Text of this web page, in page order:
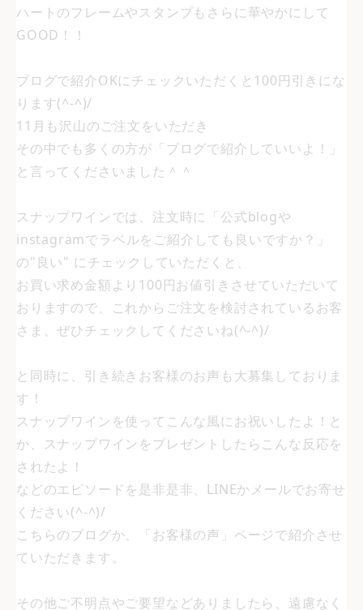
ハートのフレームやスタンプもさらに華やかにして
GOOD！！
ブログで紹介OKにチェックいただくと100円引きにな
ります(^-^)/
11月も沢山のご注文をいただき
その中でも多くの方が「ブログで紹介していいよ！」
と言ってくださいました＾＾
スナップワインでは、注文時に「公式blogや
instagramでラベルをご紹介しても良いですか？」
の"良い" にチェックしていただくと、
お買い求め金額より100円お値引きさせていただいて
おりますので、これからご注文を検討されているお客
さま、ぜひチェックしてくださいね(^-^)/
と同時に、引き続きお客様のお声も大募集しておりま
す！
スナップワインを使ってこんな風にお祝いしたよ！と
か、スナップワインをプレゼントしたらこんな反応を
されたよ！
などのエピソードを是非是非、LINEかメールでお寄せ
ください(^-^)/
こちらのブログか、「お客様の声」ページで紹介させ
ていただきます。
その他ご不明点やご要望などありましたら、遠慮なく